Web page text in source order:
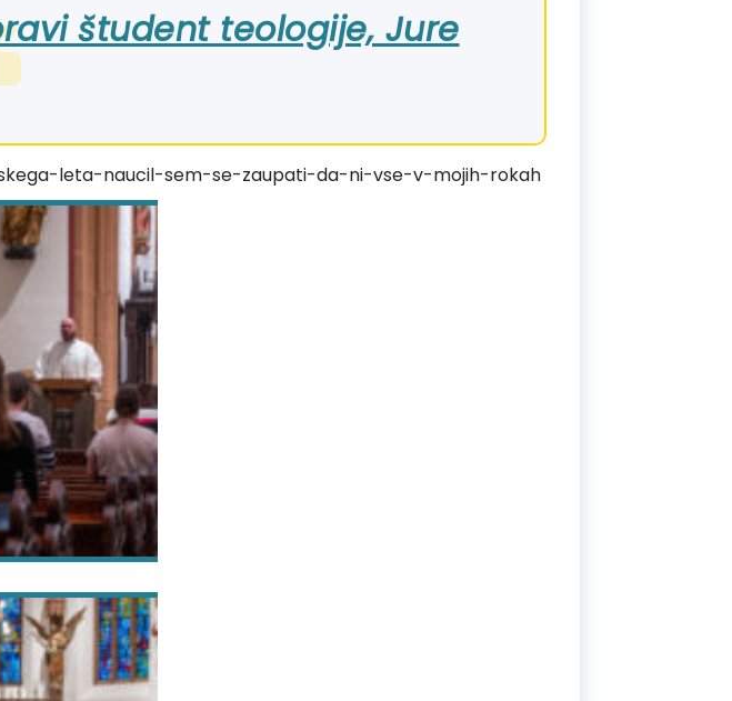
študent teologije, Jure
leta-naucil-sem-se-zaupati-da-ni-vse-v-mojih-rokah